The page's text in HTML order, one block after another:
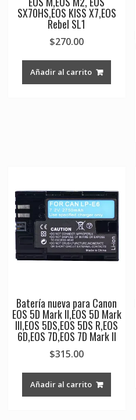
SX70HS,EOS KISS X7,EOS
Rebel SL1
$270.00
Añadir al carrito
Batería nueva para Canon
EOS 5D Mark II,EOS 5D Mark
III,EOS 5DS,EOS 5DS R,EOS
6D,EOS 7D,EOS 7D Mark II
$315.00
Añadir al carrito